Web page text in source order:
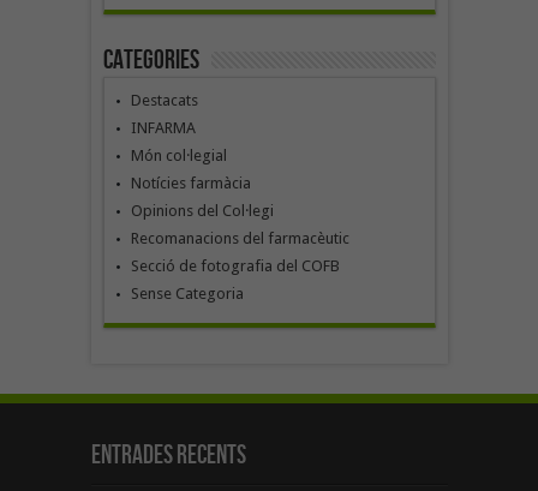
Categories
Destacats
INFARMA
Món col·legial
Notícies farmàcia
Opinions del Col·legi
Recomanacions del farmacèutic
Secció de fotografia del COFB
Sense Categoria
Entrades recents